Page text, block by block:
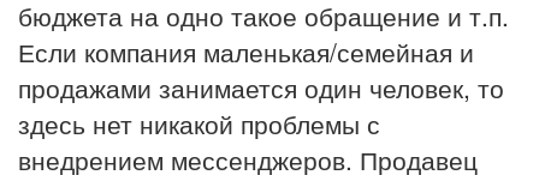
бюджета на одно такое обращение и т.п.
Если компания маленькая/семейная и
продажами занимается один человек, то
здесь нет никакой проблемы с
внедрением мессенджеров. Продавец